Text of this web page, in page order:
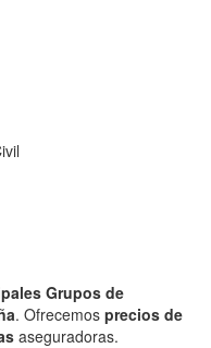
Grupos de
. Ofrecemos precios de
aseguradoras.